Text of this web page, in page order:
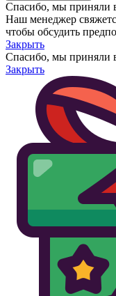
Спасибо, мы приняли
Наш менеджер
чтобы обсудить
Закрыть
Спасибо, мы приняли
Закрыть